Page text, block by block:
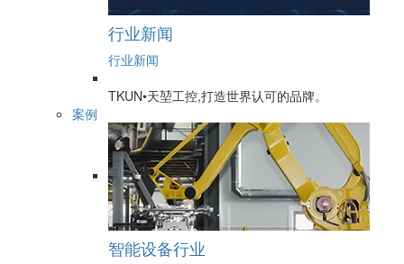
行业新闻
行业新闻
TKUN•天堃工控,打造世界认可的品牌。
案例
智能设备行业